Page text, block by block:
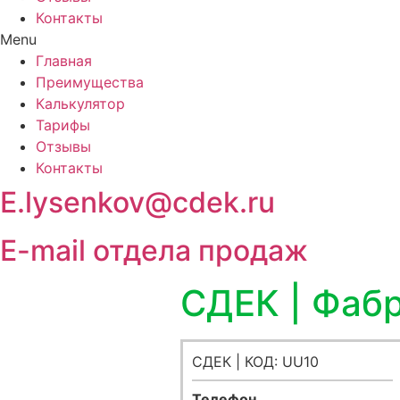
Контакты
Menu
Главная
Преимущества
Калькулятор
Тарифы
Отзывы
Контакты
E.lysenkov@cdek.ru
E-mail отдела продаж
СДЕК |
СДЕК | КОД: UU10